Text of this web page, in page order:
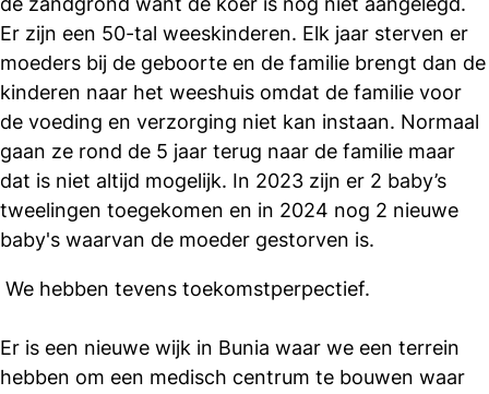
Er zijn een 50-tal weeskinderen. Elk jaar sterven er
moeders bij de geboorte en de familie brengt dan de
kinderen naar het weeshuis omdat de familie voor
de voeding en verzorging niet kan instaan. Normaal
gaan ze rond de 5 jaar terug naar de familie maar
dat is niet altijd mogelijk. In 2023 zijn er 2 baby’s
tweelingen toegekomen en in 2024 nog 2 nieuwe
baby's waarvan de moeder gestorven is.
We hebben tevens toekomstperpectief.
Er is een nieuwe wijk in Bunia waar we een terrein
hebben om een medisch centrum te bouwen waar